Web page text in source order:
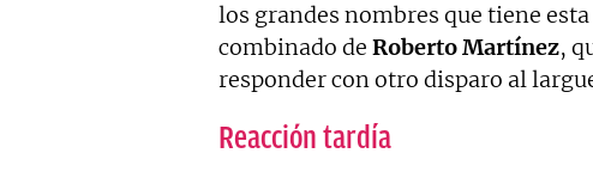
los grandes nombres que tiene
combinado de Roberto Martínez,
responder con otro disparo al
Reacción tardía